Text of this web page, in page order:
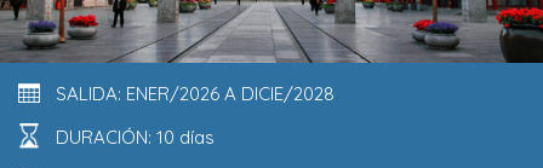
SALIDA: ENER/2026 A DICIE/2028
DURACIÓN: 10 días